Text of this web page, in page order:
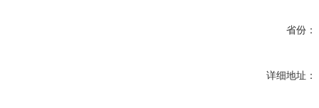
省份：
详细地址：